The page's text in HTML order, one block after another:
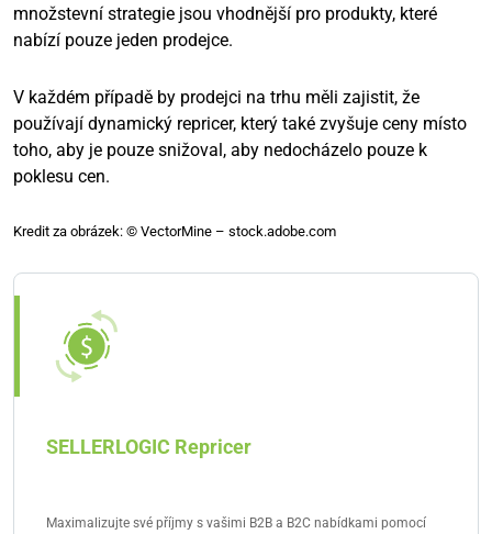
množstevní strategie jsou vhodnější pro produkty, které
nabízí pouze jeden prodejce.
V každém případě by prodejci na trhu měli zajistit, že
používají dynamický repricer, který také zvyšuje ceny místo
toho, aby je pouze snižoval, aby nedocházelo pouze k
poklesu cen.
Kredit za obrázek: © VectorMine – stock.adobe.com
SELLERLOGIC Repricer
Maximalizujte své příjmy s vašimi B2B a B2C nabídkami pomocí